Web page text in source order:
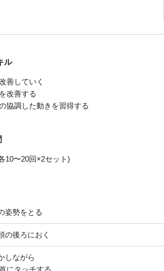
ル
善していく
改善する
協調した動きを習得する
10〜20回×2セット)
姿勢をとる
の後ろにおく
しながら
にタッチする